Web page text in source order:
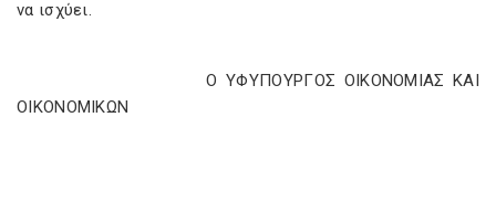
να ισχύει.
Ο ΥΦΥΠΟΥΡΓΟΣ ΟΙΚΟΝΟΜΙΑΣ ΚΑΙ
OIΚΟΝΟΜΙΚΩΝ